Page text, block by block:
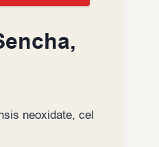
neoxidate, cel